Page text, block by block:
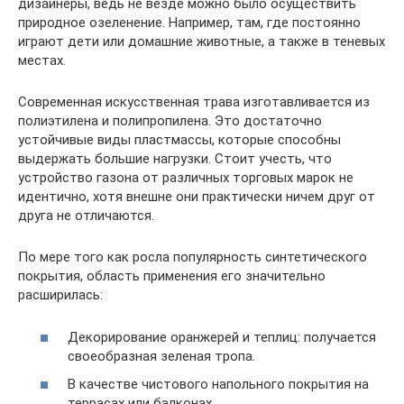
дизайнеры, ведь не везде можно было осуществить
природное озеленение. Например, там, где постоянно
играют дети или домашние животные, а также в теневых
местах.
Современная искусственная трава изготавливается из
полиэтилена и полипропилена. Это достаточно
устойчивые виды пластмассы, которые способны
выдержать большие нагрузки. Стоит учесть, что
устройство газона от различных торговых марок не
идентично, хотя внешне они практически ничем друг от
друга не отличаются.
По мере того как росла популярность синтетического
покрытия, область применения его значительно
расширилась:
Декорирование оранжерей и теплиц: получается
своеобразная зеленая тропа.
В качестве чистового напольного покрытия на